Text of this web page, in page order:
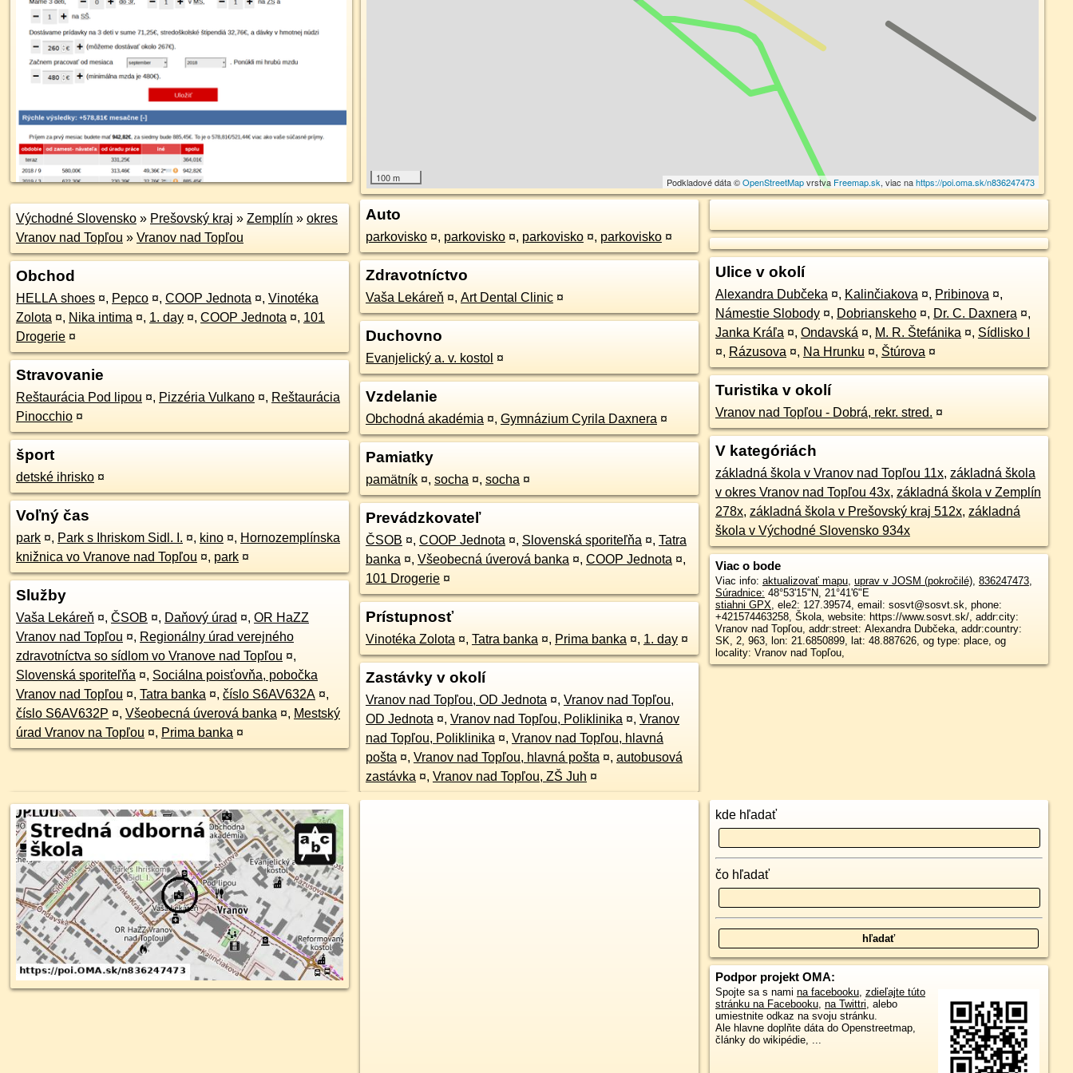
100 m Podkladové dáta ©OpenStreetMapvrstva Freemap.sk, viac nahttps://poi.oma.sk/n836247473
Východné Slovensko » Prešovský kraj » Zemplín » okres
Vranov nad Topľou » Vranov nad Topľou
Obchod
HELLA shoes ¤, Pepco ¤, COOP Jednota ¤, Vinotéka
Zolota ¤, Nika intima ¤, 1. day ¤, COOP Jednota ¤, 101
Drogerie ¤
Stravovanie
Reštaurácia Pod lipou ¤, Pizzéria Vulkano ¤, Reštaurácia
Pinocchio ¤
šport
detské ihrisko ¤
Voľný čas
park ¤, Park s Ihriskom Sidl. I. ¤, kino ¤, Hornozemplínska
knižnica vo Vranove nad Topľou ¤, park ¤
Služby
Vaša Lekáreň ¤, ČSOB ¤, Daňový úrad ¤, OR HaZZ
Vranov nad Topľou ¤, Regionálny úrad verejného
zdravotníctva so sídlom vo Vranove nad Topľou ¤,
Slovenská sporiteľňa ¤, Sociálna poisťovňa, pobočka
Vranov nad Topľou ¤, Tatra banka ¤, číslo S6AV632A ¤,
číslo S6AV632P ¤, Všeobecná úverová banka ¤, Mestský
úrad Vranov na Topľou ¤, Prima banka ¤
Auto
parkovisko ¤, parkovisko ¤, parkovisko ¤, parkovisko ¤
Zdravotníctvo
Vaša Lekáreň ¤, Art Dental Clinic ¤
Duchovno
Evanjelický a. v. kostol ¤
Vzdelanie
Obchodná akadémia ¤, Gymnázium Cyrila Daxnera ¤
Pamiatky
pamätník ¤, socha ¤, socha ¤
Prevádzkovateľ
ČSOB ¤, COOP Jednota ¤, Slovenská sporiteľňa ¤, Tatra
banka ¤, Všeobecná úverová banka ¤, COOP Jednota ¤,
101 Drogerie ¤
Prístupnosť
Vinotéka Zolota ¤, Tatra banka ¤, Prima banka ¤, 1. day ¤
Zastávky v okolí
Vranov nad Topľou, OD Jednota ¤, Vranov nad Topľou,
OD Jednota ¤, Vranov nad Topľou, Poliklinika ¤, Vranov
nad Topľou, Poliklinika ¤, Vranov nad Topľou, hlavná
pošta ¤, Vranov nad Topľou, hlavná pošta ¤, autobusová
zastávka ¤, Vranov nad Topľou, ZŠ Juh ¤
Ulice v okolí
Alexandra Dubčeka ¤, Kalinčiakova ¤, Pribinova ¤,
Námestie Slobody ¤, Dobrianskeho ¤, Dr. C. Daxnera ¤,
Janka Kráľa ¤, Ondavská ¤, M. R. Štefánika ¤, Sídlisko I
¤, Rázusova ¤, Na Hrunku ¤, Štúrova ¤
Turistika v okolí
Vranov nad Topľou - Dobrá, rekr. stred. ¤
V kategóriách
základná škola v Vranov nad Topľou 11x, základná škola
v okres Vranov nad Topľou 43x, základná škola v Zemplín
278x, základná škola v Prešovský kraj 512x, základná
škola v Východné Slovensko 934x
Viac o bode
Viac info: aktualizovať mapu, uprav v JOSM (pokročilé), 836247473,
Súradnice: 48°53'15"N, 21°41'6"E
stiahni GPX, ele2: 127.39574, email: sosvt@sosvt.sk, phone:
+421574463258, Škola, website: https://www.sosvt.sk/, addr:city:
Vranov nad Topľou, addr:street: Alexandra Dubčeka, addr:country:
SK, 2, 963, lon: 21.6850899, lat: 48.887626, og type: place, og
locality: Vranov nad Topľou,
kde hľadať
čo hľadať
Podpor projekt OMA:
Spojte sa s nami na facebooku, zdieľajte túto
stránku na Facebooku, na Twittri, alebo
umiestnite odkaz na svoju stránku.
Ale hlavne doplňte dáta do Openstreetmap,
články do wikipédie, ...